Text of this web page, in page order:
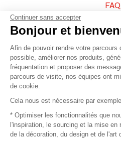
FAQ
Vendez vos
Plan du
© 2016 –
Continuer sans accepter
Bonjour et
Afin de pouvoir rendre votre parcours
possible, améliorer nos produits,
fréquentation et proposer des
parcours de visite, nos équipes ont
de cookie.
Cela nous est nécessaire par
* Optimiser les fonctionnalités que
l'inspiration, le sourcing et la mise en
de la décoration, du design et de l'art